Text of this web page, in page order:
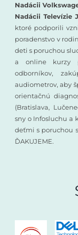
Nadácii
Nadácii Televízie
ktoré podporili
poradenstvo v
deti s poruchou
a online kurzy
odborníkov,
audiometrov, aby
orientačnú
(Bratislava,
sny o Infosluchu a
deťmi s poruchou
ĎAKUJEME.